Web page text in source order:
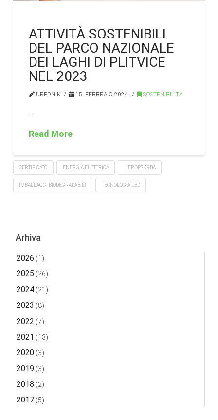
ATTIVITÀ SOSTENIBILI
DEL PARCO NAZIONALE
DEI LAGHI DI PLITVICE
NEL 2023
UREDNIK 15. FEBBRAIO 2024. SOSTENIBILITA
Read More
CERTIFICATO ENERGIA ELETTRICA HEP OPSKRBA
IMBALLAGGI BIODEGRADABILI TECNOLOGIA LED
Arhiva
2026 (1)
2025 (26)
2024(21)
2023 (8)
2022 (7)
2021 (13)
2020(3)
2019 (3)
2018 (2)
2017(5)